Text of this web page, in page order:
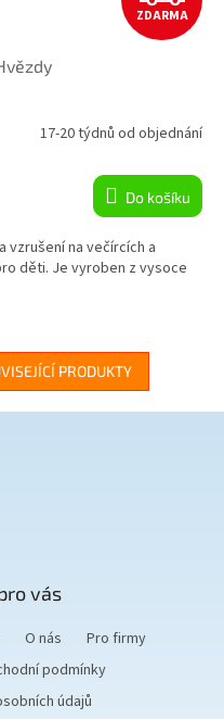
D
R
M
A
ZDARMA
17-20 týdnů od objednání
Do košíku
vzrušení na večírcích a
děti. Je vyroben z vysoce
PRODUKTY
vás
O nás
Pro firmy
podmínky
údajů